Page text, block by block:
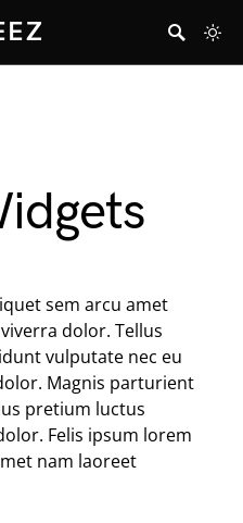
sem arcu amet
dolor. Tellus
vulputate nec eu
Magnis parturient
pretium luctus
Felis ipsum lorem
nam laoreet